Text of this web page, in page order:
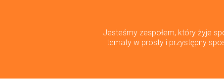
Jesteśmy zespołem, który żyje
tematy w prosty i przystępny